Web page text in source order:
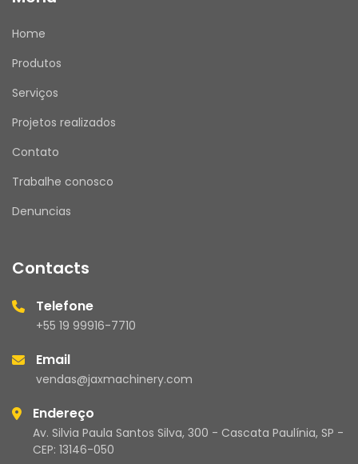
Home
Produtos
Serviços
Projetos realizados
Contato
Trabalhe conosco
Denuncias
Contacts
Telefone
+55 19 99916-7710
Email
vendas@jaxmachinery.com
Endereço
Av. Silvia Paula Santos Silva, 300 - Cascata Paulínia, SP -
CEP: 13146-050